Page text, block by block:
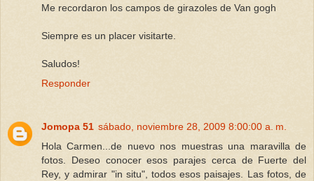
Me recordaron los campos de girazoles de Van gogh
Siempre es un placer visitarte.
Saludos!
Responder
Jomopa 51 sábado, noviembre 28, 2009 8:00:00 a. m.
Hola Carmen...de nuevo nos muestras una maravilla de
fotos. Deseo conocer esos parajes cerca de Fuerte del
Rey, y admirar "in situ", todos esos paisajes. Las fotos, de